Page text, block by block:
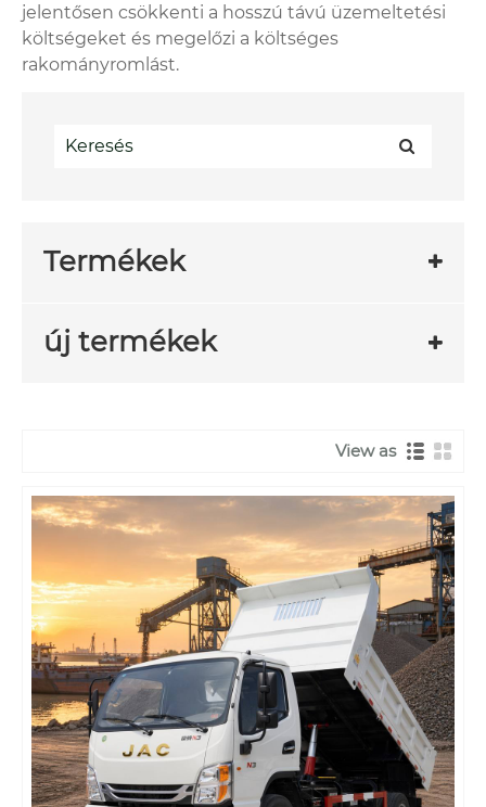
jelentősen csökkenti a hosszú távú üzemeltetési
költségeket és megelőzi a költséges
rakományromlást.
Termékek
új termékek
View as